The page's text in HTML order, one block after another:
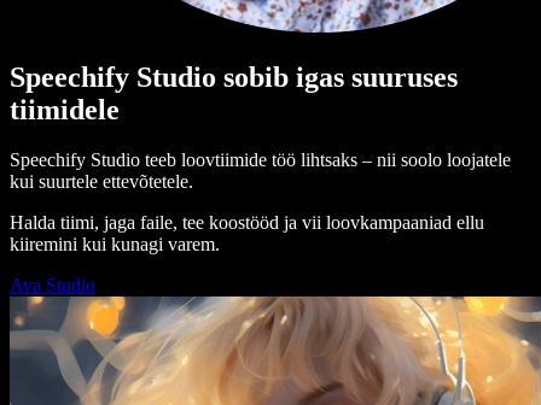
Speechify Studio sobib igas suuruses
tiimidele
Speechify Studio teeb loovtiimide töö lihtsaks – nii soolo loojatele
kui suurtele ettevõtetele.
Halda tiimi, jaga faile, tee koostööd ja vii loovkampaaniad ellu
kiiremini kui kunagi varem.
Ava Studio